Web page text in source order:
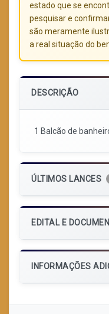
estado que se
pesquisar e
são meramente
a real situação do
DESCRIÇÃO
1 Balcão de
ÚLTIMOS LANCES
EDITAL E
INFORMAÇÕES